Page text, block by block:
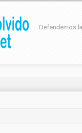
Defendemos